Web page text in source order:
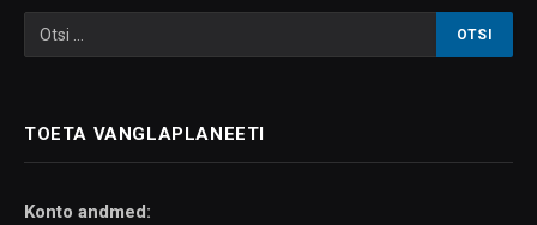
TOETA VANGLAPLANEETI
Konto andmed: